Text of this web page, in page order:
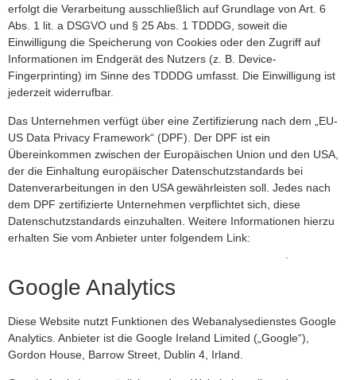
erfolgt die Verarbeitung ausschließlich auf Grundlage von Art. 6
Abs. 1 lit. a DSGVO und § 25 Abs. 1 TDDDG, soweit die
Einwilligung die Speicherung von Cookies oder den Zugriff auf
Informationen im Endgerät des Nutzers (z. B. Device-
Fingerprinting) im Sinne des TDDDG umfasst. Die Einwilligung ist
jederzeit widerrufbar.
Das Unternehmen verfügt über eine Zertifizierung nach dem „EU-
US Data Privacy Framework“ (DPF). Der DPF ist ein
Übereinkommen zwischen der Europäischen Union und den USA,
der die Einhaltung europäischer Datenschutzstandards bei
Datenverarbeitungen in den USA gewährleisten soll. Jedes nach
dem DPF zertifizierte Unternehmen verpflichtet sich, diese
Datenschutzstandards einzuhalten. Weitere Informationen hierzu
erhalten Sie vom Anbieter unter folgendem Link:
Google Analytics
Diese Website nutzt Funktionen des Webanalysedienstes Google
Analytics. Anbieter ist die Google Ireland Limited („Google“),
Gordon House, Barrow Street, Dublin 4, Irland.